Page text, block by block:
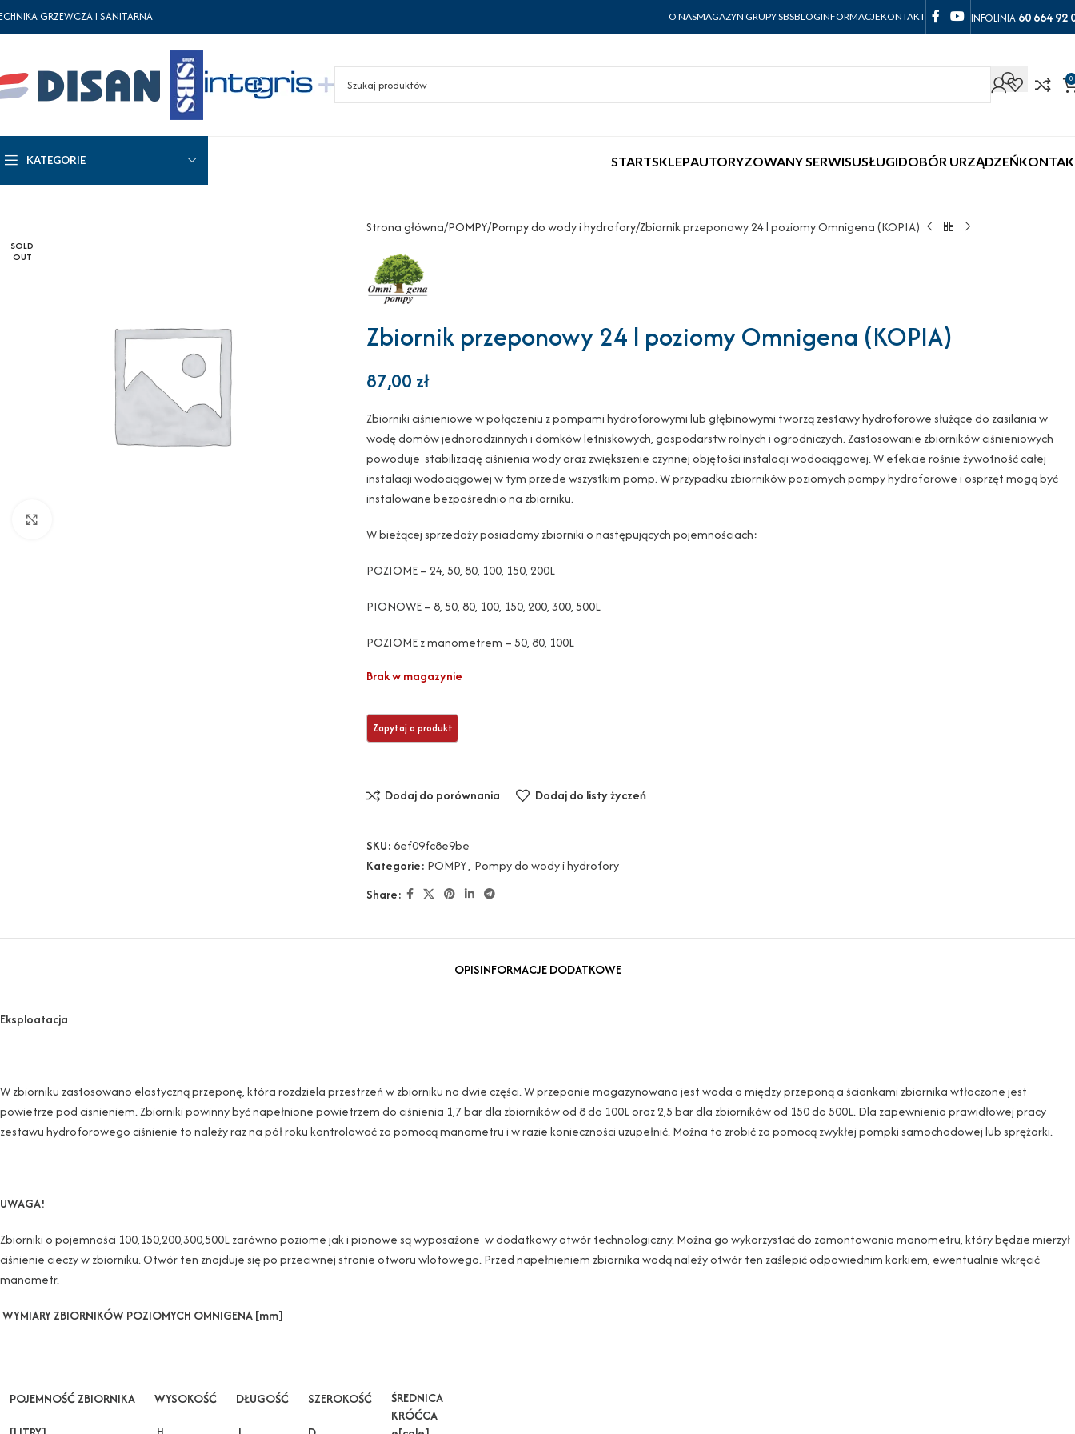
GRZEWCZA I SANITARNA O NASMAGAZYN GRUPY SBSBLOGINFORMACJEKONTAKT INFOLINIA 60 664 92
0
KATEGORIE STARTSKLEPAUTORYZOWANY SERWISUSŁUGIDOBÓR URZĄDZEŃ
SOLD
OUT
Strona główna POMPY Pompy do wody i hydrofory Zbiornik przeponowy 24 l poziomy Omnigena (KOPIA)
Zbiornik przeponowy 24 l poziomy Omnigena (KOPIA)
87,00zł
Zbiorniki ciśnieniowe w połączeniu z pompami hydroforowymi lub głębinowymi tworzą zestawy hydroforowe służące do zasilania w
wodę domów jednorodzinnych i domków letniskowych, gospodarstw rolnych i ogrodniczych. Zastosowanie zbiorników ciśnieniowych
powoduje stabilizację ciśnienia wody oraz zwiększenie czynnej objętości instalacji wodociągowej. W efekcie rośnie żywotność całej
instalacji wodociągowej w tym przede wszystkim pomp. W przypadku zbiorników poziomych pompy hydroforowe i osprzęt mogą być
instalowane bezpośrednio na zbiorniku.
W bieżącej sprzedaży posiadamy zbiorniki o następujących pojemnościach:
POZIOME – 24, 50, 80, 100, 150, 200L
PIONOWE – 8, 50, 80, 100, 150, 200, 300, 500L
POZIOME z manometrem – 50, 80, 100L
Brak w magazynie
Dodaj do porównania Dodaj do listy życzeń
SKU:6ef09fc8e9be
Kategorie: POMPY, Pompy do wody i hydrofory
Share:
OPISINFORMACJE DODATKOWE
Eksploatacja
W zbiorniku zastosowano elastyczną przeponę, która rozdziela przestrzeń w zbiorniku na dwie części. W przeponie magazynowana jest woda a między przeponą a ściankami zbiornika wtłoczone jest
powietrze pod cisnieniem. Zbiorniki powinny być napełnione powietrzem do ciśnienia 1,7 bar dla zbiorników od 8 do 100L oraz 2,5 bar dla zbiorników od 150 do 500L. Dla zapewnienia prawidłowej pracy
zestawu hydroforowego ciśnienie to należy raz na pół roku kontrolować za pomocą manometru i w razie konieczności uzupełnić. Można to zrobić za pomocą zwykłej pompki samochodowej lub sprężarki.
UWAGA!
Zbiorniki o pojemności 100,150,200,300,500L zarówno poziome jak i pionowe są wyposażone w dodatkowy otwór technologiczny. Można go wykorzystać do zamontowania manometru, który będzie mierzył
ciśnienie cieczy w zbiorniku. Otwór ten znajduje się po przeciwnej stronie otworu wlotowego. Przed napełnieniem zbiornika wodą należy otwór ten zaślepić odpowiednim korkiem, ewentualnie wkręcić
manometr.
WYMIARY ZBIORNIKÓW POZIOMYCH OMNIGENA [mm]
POJEMNOŚĆ ZBIORNIKA
WYSOKOŚĆ
DŁUGOŚĆ
SZEROKOŚĆ
ŚREDNICA
KRÓĆCA